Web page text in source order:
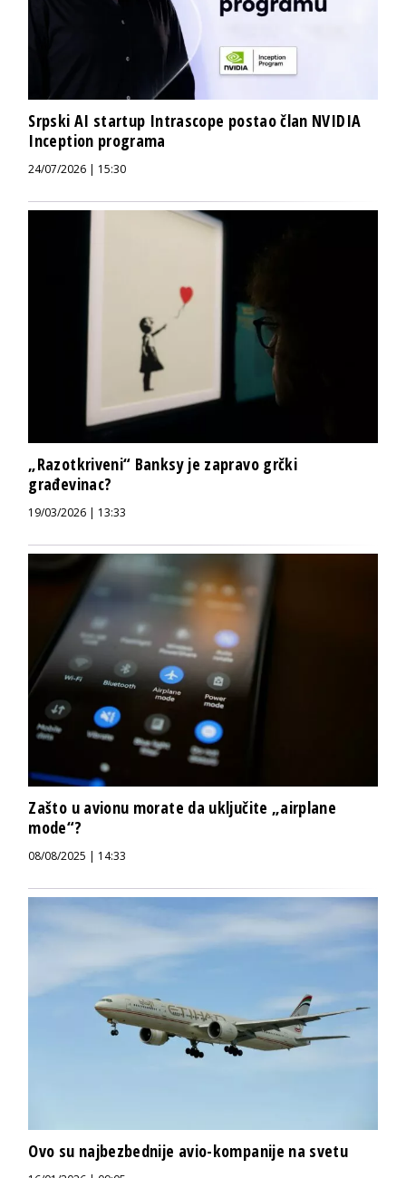
Srpski AI startup Intrascope postao član NVIDIA
Inception programa
24/07/2026 | 15:30
„Razotkriveni“ Banksy je zapravo grčki
građevinac?
19/03/2026 | 13:33
Zašto u avionu morate da uključite „airplane
mode“?
08/08/2025 | 14:33
Ovo su najbezbednije avio-kompanije na svetu